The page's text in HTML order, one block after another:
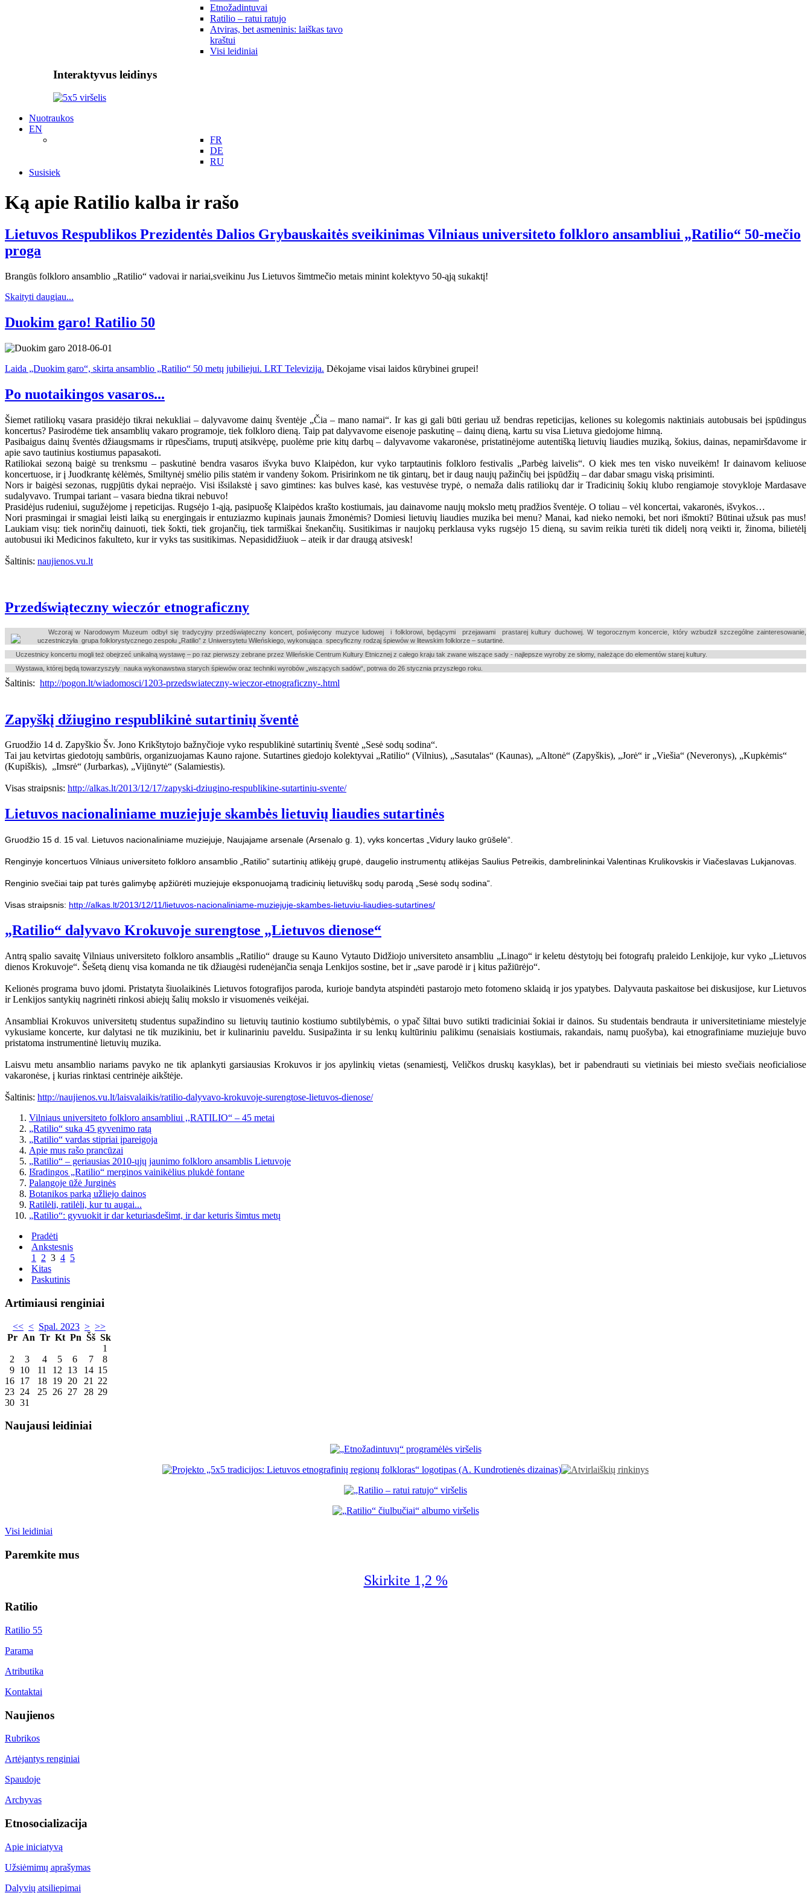
Etnožadintuvai
Ratilio – ratui ratujo
Atviras, bet asmeninis: laiškas tavo
kraštui
Visi leidiniai
Interaktyvus leidinys
Nuotraukos
EN
FR
DE
RU
Susisiek
Ką apie Ratilio kalba ir rašo
Lietuvos Respublikos Prezidentės Dalios Grybauskaitės sveikinimas Vilniaus universiteto folkloro ansambliui „Ratilio“ 50-mečio
proga
Brangūs folkloro ansamblio „Ratilio“ vadovai ir nariai,sveikinu Jus Lietuvos šimtmečio metais minint kolektyvo 50-ąją sukaktį!
Skaityti daugiau...
Duokim garo! Ratilio 50
Laida „Duokim garo“, skirta ansamblio „Ratilio“ 50 metų jubiliejui. LRT Televizija. Dėkojame visai laidos kūrybinei grupei!
Po nuotaikingos vasaros...
Šiemet ratiliokų vasara prasidėjo tikrai nekukliai – dalyvavome dainų šventėje „Čia – mano namai“. Ir kas gi gali būti geriau už bendras repeticijas, keliones su kolegomis naktiniais autobusais bei įspūdingus
koncertus? Pasirodėme tiek ansamblių vakaro programoje, tiek folkloro dieną. Taip pat dalyvavome eisenoje paskutinę – dainų dieną, kartu su visa Lietuva giedojome himną.
Pasibaigus dainų šventės džiaugsmams ir rūpesčiams, truputį atsikvėpę, puolėme prie kitų darbų – dalyvavome vakaronėse, pristatinėjome autentišką lietuvių liaudies muziką, šokius, dainas, nepamiršdavome ir
apie savo tautinius kostiumus papasakoti.
Ratiliokai sezoną baigė su trenksmu – paskutinė bendra vasaros išvyka buvo Klaipėdon, kur vyko tarptautinis folkloro festivalis „Parbėg laivelis“. O kiek mes ten visko nuveikėm! Ir dainavom keliuose
koncertuose, ir į Juodkrantę kėlėmės, Smiltynėj smėlio pilis statėm ir vandeny šokom. Prisirinkom ne tik gintarų, bet ir daug naujų pažinčių bei įspūdžių – dar dabar smagu viską prisiminti.
Nors ir baigėsi sezonas, rugpjūtis dykai nepraėjo. Visi išsilakstė į savo gimtines: kas bulves kasė, kas vestuvėse trypė, o nemaža dalis ratiliokų dar ir Tradicinių šokių klubo rengiamoje stovykloje Mardasave
sudalyvavo. Trumpai tariant – vasara biedna tikrai nebuvo!
Prasidėjus rudeniui, sugužėjome į repeticijas. Rugsėjo 1-ąją, pasipuošę Klaipėdos krašto kostiumais, jau dainavome naujų mokslo metų pradžios šventėje. O toliau – vėl koncertai, vakaronės, išvykos…
Nori prasmingai ir smagiai leisti laiką su energingais ir entuziazmo kupinais jaunais žmonėmis? Domiesi lietuvių liaudies muzika bei menu? Manai, kad nieko nemoki, bet nori išmokti? Būtinai užsuk pas mus!
Laukiam visų: tiek norinčių dainuoti, tiek šokti, tiek grojančių, tiek tarmiškai šnekančių. Susitikimas ir naujokų perklausa vyks rugsėjo 15 dieną, su savim reikia turėti tik didelį norą veikti ir, žinoma, bilietėlį
autobusui iki Medicinos fakulteto, kur ir vyks tas susitikimas. Nepasididžiuok – ateik ir dar draugą atsivesk!
Šaltinis: naujienos.vu.lt
Przedświąteczny wieczór etnograficzny
Wczoraj w Narodowym Muzeum odbył się tradycyjny przedświąteczny koncert, poświęcony muzyce ludowej i folklorowi, będącymi przejawami prastarej kultury duchowej. W tegorocznym koncercie, który wzbudził szczególne zainteresowanie,
uczestniczyła grupa folklorystycznego zespołu „Ratilio” z Uniwersytetu Wileńskiego, wykonująca specyficzny rodzaj śpiewów w litewskim folklorze – sutartinė.
Uczestnicy koncertu mogli też obejrzeć unikalną wystawę – po raz pierwszy zebrane przez Wileńskie Centrum Kultury Etnicznej z całego kraju tak zwane wiszące sady - najlepsze wyroby ze słomy, należące do elementów starej kultury.
Wystawa, której będą towarzyszyły nauka wykonawstwa starych śpiewów oraz techniki wyrobów „wiszących sadów“, potrwa do 26 stycznia przyszłego roku.
Šaltinis: http://pogon.lt/wiadomosci/1203-przedswiateczny-wieczor-etnograficzny-.html
Zapyškį džiugino respublikinė sutartinių šventė
Gruodžio 14 d. Zapyškio Šv. Jono Krikštytojo bažnyčioje vyko respublikinė sutartinių šventė „Sesė sodų sodina“.
Tai jau ketvirtas giedotojų sambūris, organizuojamas Kauno rajone. Sutartines giedojo kolektyvai „Ratilio“ (Vilnius), „Sasutalas“ (Kaunas), „Altonė“ (Zapyškis), „Jorė“ ir „Viešia“ (Neveronys), „Kupkėmis“
(Kupiškis), „Imsrė“ (Jurbarkas), „Vijūnytė“ (Salamiestis).
Visas straipsnis: http://alkas.lt/2013/12/17/zapyski-dziugino-respublikine-sutartiniu-svente/
Lietuvos nacionaliniame muziejuje skambės lietuvių liaudies sutartinės
Gruodžio 15 d. 15 val. Lietuvos nacionaliniame muziejuje, Naujajame arsenale (Arsenalo g. 1), vyks koncertas „Vidury lauko grūšelė“.
Renginyje koncertuos Vilniaus universiteto folkloro ansamblio „Ratilio“ sutartinių atlikėjų grupė, daugelio instrumentų atlikėjas Saulius Petreikis, dambrelininkai Valentinas Krulikovskis ir Viačeslavas Lukjanovas.
Renginio svečiai taip pat turės galimybę apžiūrėti muziejuje eksponuojamą tradicinių lietuviškų sodų parodą „Sesė sodų sodina“.
Visas straipsnis: http://alkas.lt/2013/12/11/lietuvos-nacionaliniame-muziejuje-skambes-lietuviu-liaudies-sutartines/
„Ratilio“ dalyvavo Krokuvoje surengtose „Lietuvos dienose“
Antrą spalio savaitę Vilniaus universiteto folkloro ansamblis „Ratilio“ drauge su Kauno Vytauto Didžiojo universiteto ansambliu „Linago“ ir keletu dėstytojų bei fotografų praleido Lenkijoje, kur vyko „Lietuvos
dienos Krokuvoje“. Šešetą dienų visa komanda ne tik džiaugėsi rudenėjančia senąja Lenkijos sostine, bet ir „save parodė ir į kitus pažiūrėjo“.
Kelionės programa buvo įdomi. Pristatyta šiuolaikinės Lietuvos fotografijos paroda, kurioje bandyta atspindėti pastarojo meto fotomeno sklaidą ir jos ypatybes. Dalyvauta paskaitose bei diskusijose, kur Lietuvos
ir Lenkijos santykių nagrinėti rinkosi abiejų šalių mokslo ir visuomenės veikėjai.
Ansambliai Krokuvos universitetų studentus supažindino su lietuvių tautinio kostiumo subtilybėmis, o ypač šiltai buvo sutikti tradiciniai šokiai ir dainos. Su studentais bendrauta ir universitetiniame miestelyje
vykusiame koncerte, kur dalytasi ne tik muzikiniu, bet ir kulinariniu paveldu. Susipažinta ir su lenkų kultūriniu palikimu (senaisiais kostiumais, rakandais, namų puošyba), kai etnografiniame muziejuje buvo
pristatoma instrumentinė lietuvių muzika.
Laisvu metu ansamblio nariams pavyko ne tik aplankyti garsiausias Krokuvos ir jos apylinkių vietas (senamiestį, Veličkos druskų kasyklas), bet ir pabendrauti su vietiniais bei miesto svečiais neoficialiose
vakaronėse, į kurias rinktasi centrinėje aikštėje.
Šaltinis: http://naujienos.vu.lt/laisvalaikis/ratilio-dalyvavo-krokuvoje-surengtose-lietuvos-dienose/
Vilniaus universiteto folkloro ansambliui ,,RATILIO“ – 45 metai
„Ratilio“ suka 45 gyvenimo ratą
„Ratilio“ vardas stipriai įpareigoja
Apie mus rašo prancūzai
„Ratilio“ – geriausias 2010-ųjų jaunimo folkloro ansamblis Lietuvoje
Išradingos „Ratilio“ merginos vainikėlius plukdė fontane
Palangoje ūžė Jurginės
Botanikos parką užliejo dainos
Ratilėli, ratilėli, kur tu augai...
„Ratilio“: gyvuokit ir dar keturiasdešimt, ir dar keturis šimtus metų
Pradėti
Ankstesnis
1
2 3 4 5
Kitas
Paskutinis
Artimiausi renginiai
<< < Spal. 2023 > >>
Pr An Tr Kt Pn Šš Sk
1
2
3 4 5 6 7
8
9 10 11 12 13 14 15
16 17 18 19 20 21
22
23 24 25 26 27 28 29
30 31
Naujausi leidiniai
Visi leidiniai
Paremkite mus
Skirkite 1,2 %
Ratilio
Ratilio 55
Parama
Atributika
Kontaktai
Naujienos
Rubrikos
Artėjantys renginiai
Spaudoje
Archyvas
Etnosocializacija
Apie iniciatyvą
Užsiėmimų aprašymas
Dalyvių atsiliepimai